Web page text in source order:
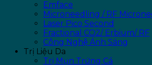
Emface
Microneedling / RF
Laser Pico Second
Fractional CO2/ Erbium/ RF
Công Nghệ Ánh Sáng
Trị Liệu Da
Trị Mụn Trứng Cá